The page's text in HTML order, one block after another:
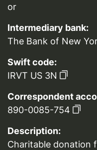
or
Intermediary bank:
The Bank of New
Swift code:
IRVT US 3N
Correspondent
890-0085-754
Description:
Charitable donation